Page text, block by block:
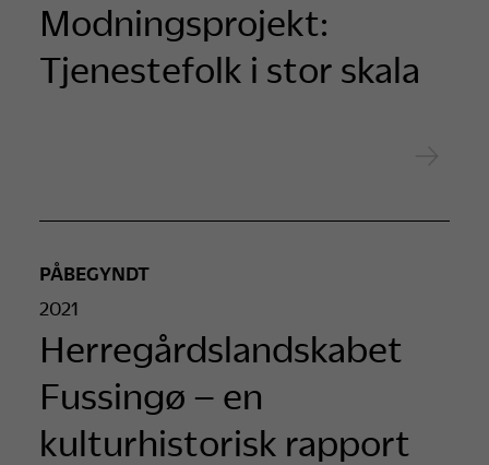
Modningsprojekt:
Tjenestefolk i stor skala
PÅBEGYNDT
2021
Herregårdslandskabet
Fussingø – en
kulturhistorisk rapport